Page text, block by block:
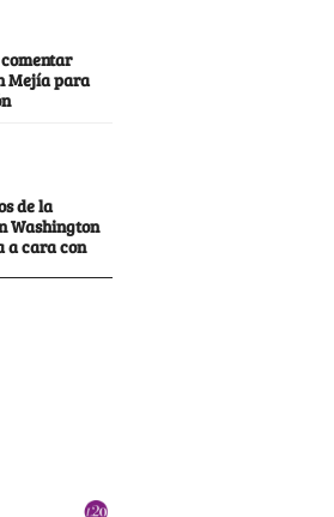
Mejía para
de la
Washington
a cara con